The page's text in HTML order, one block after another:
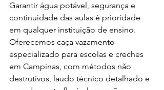
Garantir água potável, segurança e
continuidade das aulas é prioridade
em qualquer instituição de ensino.
Oferecemos caça vazamento
especializado para escolas e creches
em Campinas, com métodos não
destrutivos, laudo técnico detalhado e